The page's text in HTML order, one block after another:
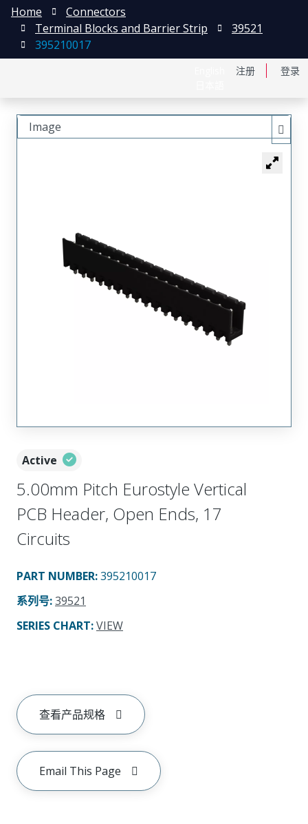
注册 登录
Home
Connectors
Terminal Blocks and Barrier Strip
39521
395210017
Active
5.00mm Pitch Eurostyle Vertical
PCB Header, Open Ends, 17
Circuits
PART NUMBER:395210017
系列号:39521
SERIES CHART:VIEW
查看产品规格
Email This Page
Image